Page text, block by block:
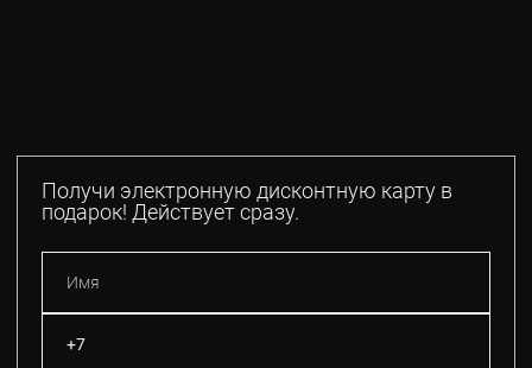
Получи электронную дисконтную карту в
подарок! Действует сразу.